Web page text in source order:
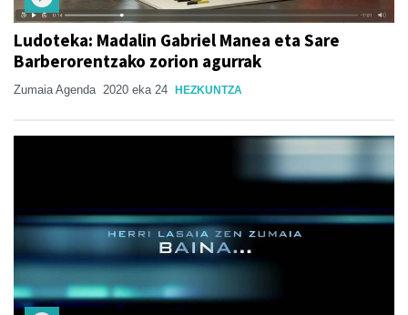
Ludoteka: Madalin Gabriel Manea eta Sare
Barberorentzako zorion agurrak
Zumaia Agenda 2020 eka 24 HEZKUNTZA